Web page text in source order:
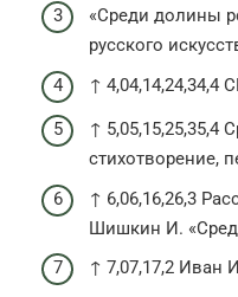
«Среди долины
русского
↑
↑
стихотворение,
↑ 6,06,16,26,3
Шишкин И.
↑ 7,07,17,2 Иван